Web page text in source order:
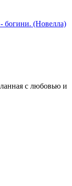
богини. (Новелла)
с любовью и